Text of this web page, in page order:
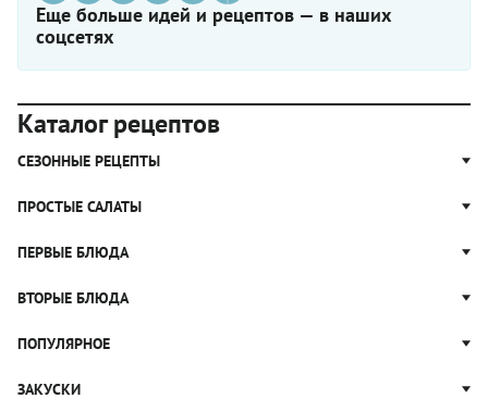
Еще больше идей и рецептов — в наших
соцсетях
Каталог рецептов
СЕЗОННЫЕ РЕЦЕПТЫ
Рецепты из капусты
Рецепты с грибами
Яблочные пироги
Блюда из тыквы
ПРОСТЫЕ САЛАТЫ
Простые салаты
Салат Цезарь
Салат Нисуаз
Крабовый салат
ПЕРВЫЕ БЛЮДА
Щи
Рассольник
Гороховый суп
ВТОРЫЕ БЛЮДА
Котлеты
Пельмени
ПОПУЛЯРНОЕ
Пицца
ЗАКУСКИ